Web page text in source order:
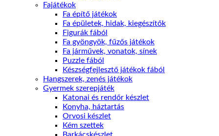
Fajátékok
Fa építő játékok
Fa épületek, hidak, kiegészítők
Figurák fából
Fa gyöngyök, fűzős játékok
Fa járművek, vonatok, sínek
Puzzle fából
Készségfejlesztő játékok fából
Hangszerek, zenés játékok
Gyermek szerepjáték
Katonai és rendőr készlet
Konyha, háztartás
Orvosi készlet
Kém szettek